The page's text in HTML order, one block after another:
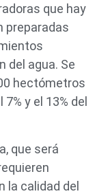
que hay
preparadas
del agua. Se
hectómetros
y el 13% del
que será
la calidad del